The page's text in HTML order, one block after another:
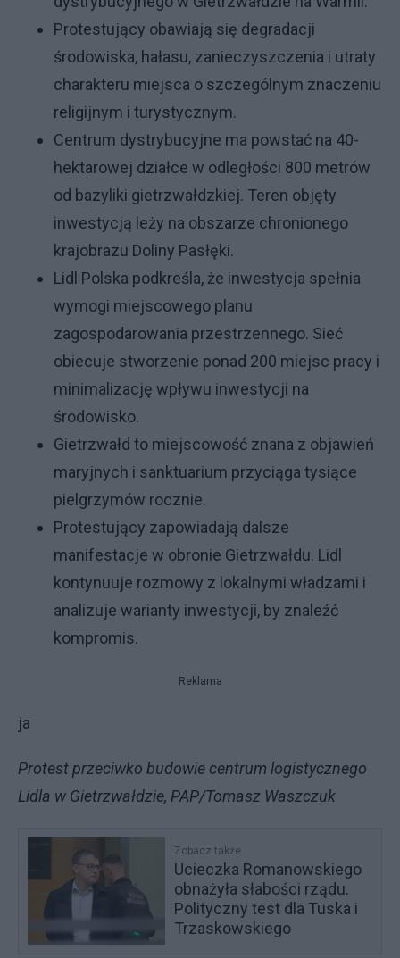
Protestujący obawiają się degradacji
środowiska, hałasu, zanieczyszczenia i utraty
charakteru miejsca o szczególnym znaczeniu
religijnym i turystycznym.
Centrum dystrybucyjne ma powstać na 40-
hektarowej działce w odległości 800 metrów
od bazyliki gietrzwałdzkiej. Teren objęty
inwestycją leży na obszarze chronionego
krajobrazu Doliny Pasłęki.
Lidl Polska podkreśla, że inwestycja spełnia
wymogi miejscowego planu
zagospodarowania przestrzennego. Sieć
obiecuje stworzenie ponad 200 miejsc pracy i
minimalizację wpływu inwestycji na
środowisko.
Gietrzwałd to miejscowość znana z objawień
maryjnych i sanktuarium przyciąga tysiące
pielgrzymów rocznie.
Protestujący zapowiadają dalsze
manifestacje w obronie Gietrzwałdu. Lidl
kontynuuje rozmowy z lokalnymi władzami i
analizuje warianty inwestycji, by znaleźć
kompromis.
Reklama
ja
Protest przeciwko budowie centrum logistycznego
Lidla w Gietrzwałdzie, PAP/Tomasz Waszczuk
Zobacz także
Ucieczka Romanowskiego
obnażyła słabości rządu.
Polityczny test dla Tuska i
Trzaskowskiego